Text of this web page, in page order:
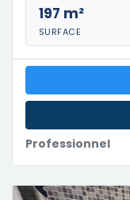
197 m²
SURFACE
Professionnel